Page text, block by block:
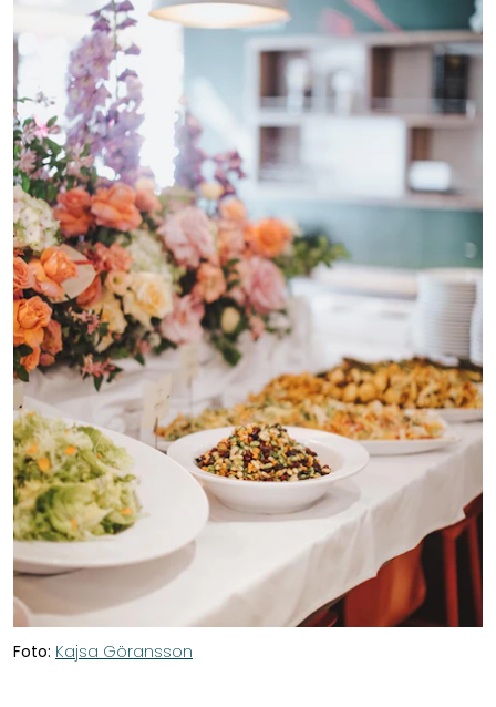
Foto: Kajsa Göransson